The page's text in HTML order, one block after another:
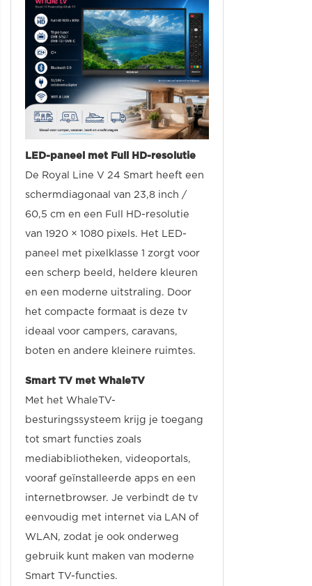
LED-paneel met Full HD-resolutie
De Royal Line V 24 Smart heeft een
schermdiagonaal van 23,8 inch /
60,5 cm en een Full HD-resolutie
van 1920 × 1080 pixels. Het LED-
paneel met pixelklasse 1 zorgt voor
een scherp beeld, heldere kleuren
en een moderne uitstraling. Door
het compacte formaat is deze tv
ideaal voor campers, caravans,
boten en andere kleinere ruimtes.
Smart TV met WhaleTV
Met het WhaleTV-
besturingssysteem krijg je toegang
tot smart functies zoals
mediabibliotheken, videoportals,
vooraf geïnstalleerde apps en een
internetbrowser. Je verbindt de tv
eenvoudig met internet via LAN of
WLAN, zodat je ook onderweg
gebruik kunt maken van moderne
Smart TV-functies.